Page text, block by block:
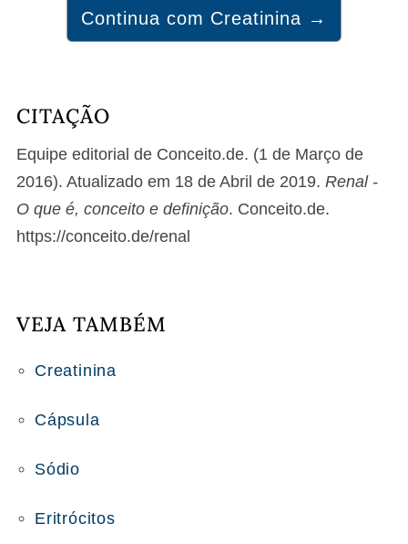
Continua com Creatinina →
CITAÇÃO
Equipe editorial de Conceito.de. (1 de Março de
2016). Atualizado em 18 de Abril de 2019. Renal -
O que é, conceito e definição. Conceito.de.
https://conceito.de/renal
VEJA TAMBÉM
Creatinina
Cápsula
Sódio
Eritrócitos